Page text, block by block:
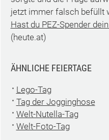
jetzt immer falsch befüllt
Hast du PEZ-Spender
(heute.at)
ÄHNLICHE FEIERTAGE
Lego-Tag
Tag der Jogginghose
Welt-Nutella-Tag
Welt-Foto-Tag